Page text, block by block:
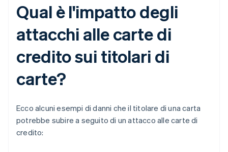
Qual è l'impatto degli
attacchi alle carte di
credito sui titolari di
carte?
Ecco alcuni esempi di danni che il titolare di una carta
potrebbe subire a seguito di un attacco alle carte di
credito: